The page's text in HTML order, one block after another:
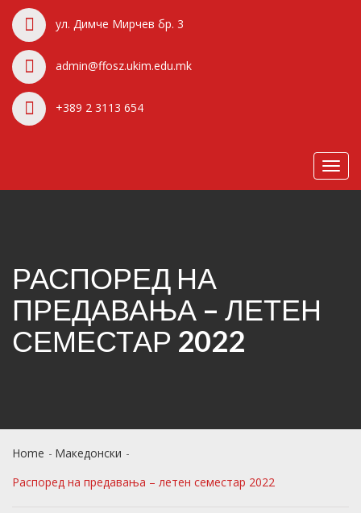
ул. Димче Мирчев бр. 3
admin@ffosz.ukim.edu.mk
+389 2 3113 654
РАСПОРЕД НА
ПРЕДАВАЊА – ЛЕТЕН
СЕМЕСТАР 2022
Home
Македонски
Распоред на предавања – летен семестар 2022